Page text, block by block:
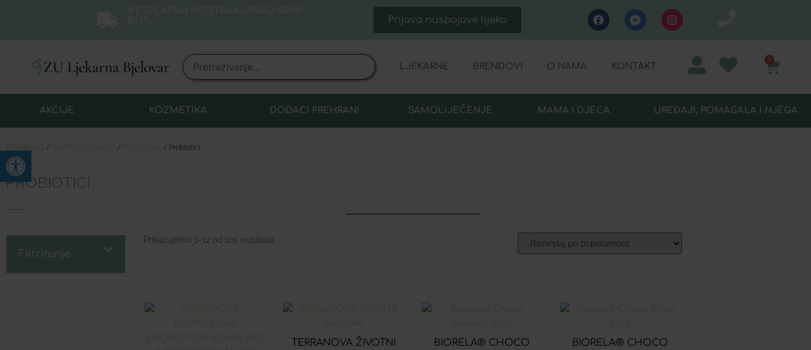
Prijava nuspojave lijeka
LJEKARNE BRENDOVI O NAMA KONTAKT
0
AKCIJE KOZMETIKA DODACI PREHRANI SAMOLIJEČENJE MAMA I DJECA UREĐAJI, POMAGALA I NJEGA
/ / / Probiotici
PROBIOTICI
Filtriranje
Prikazujemo 1–12 od 101 rezultata
TERRANOVA ŽIVOTNI
BIORELA® CHOCO
BIORELA® CHOCO
Open toolbar